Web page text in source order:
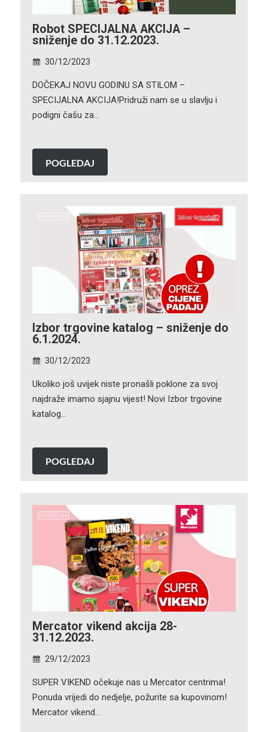
Robot SPECIJALNA AKCIJA –
sniženje do 31.12.2023.
30/12/2023
DOČEKAJ NOVU GODINU SA STILOM –
SPECIJALNA AKCIJA!Pridruži nam se u slavlju i
podigni čašu za…
POGLEDAJ
Izbor trgovine katalog – sniženje do
6.1.2024.
30/12/2023
Ukoliko još uvijek niste pronašli poklone za svoj
najdraže imamo sjajnu vijest! Novi Izbor trgovine
katalog…
POGLEDAJ
Mercator vikend akcija 28-
31.12.2023.
29/12/2023
SUPER VIKEND očekuje nas u Mercator centrima!
Ponuda vrijedi do nedjelje, požurite sa kupovinom!
Mercator vikend…